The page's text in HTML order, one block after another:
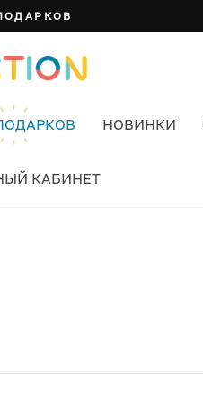
НОВИНКИ
КАБИНЕТ